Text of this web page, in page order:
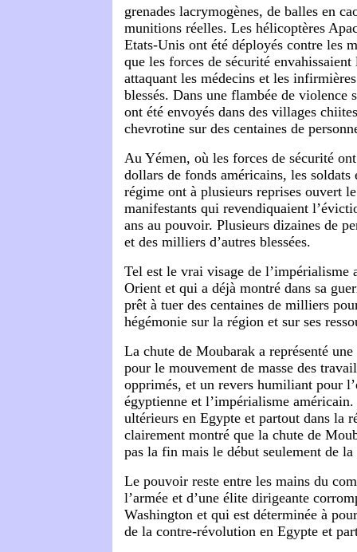
grenades lacrymogènes, de balles en
munitions réelles. Les hélicoptères
Etats-Unis ont été déployés contre les
que les forces de sécurité
attaquant les médecins et les
blessés. Dans une flambée de violence
ont été envoyés dans des villages
chevrotine sur des centaines de
Au Yémen, où les forces de sécurité
dollars de fonds américains, les soldats
régime ont à plusieurs reprises ouvert
manifestants qui revendiquaient
ans au pouvoir. Plusieurs dizaines de
et des milliers d’autres blessées.
Tel est le vrai visage de l’impérialisme
Orient et qui a déjà montré dans sa
prêt à tuer des centaines de milliers
hégémonie sur la région et sur ses
La chute de Moubarak a représenté
pour le mouvement de masse des
opprimés, et un revers humiliant pour
égyptienne et l’impérialisme américain.
ultérieurs en Egypte et partout dans la
clairement montré que la chute de
pas la fin mais le début seulement de
Le pouvoir reste entre les mains du
l’armée et d’une élite dirigeante
Washington et qui est déterminée à
de la contre-révolution en Egypte et